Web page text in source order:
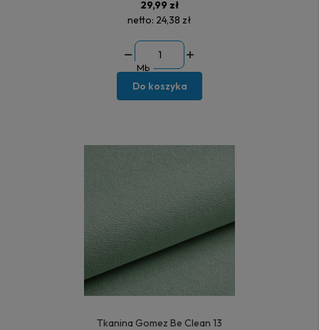
29,99 zł
netto: 24,38 zł
Mb
Do koszyka
Tkanina Gomez Be Clean 13